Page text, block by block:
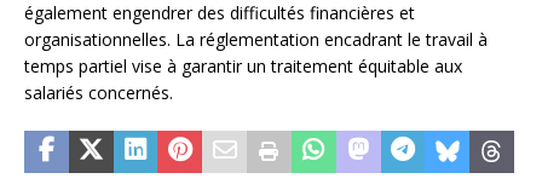
également engendrer des difficultés financières et
organisationnelles. La réglementation encadrant le travail à
temps partiel vise à garantir un traitement équitable aux
salariés concernés.